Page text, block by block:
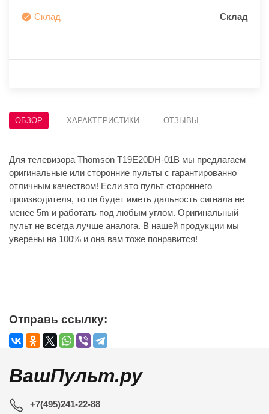
Склад Склад
ОБЗОР ХАРАКТЕРИСТИКИ ОТЗЫВЫ
Для телевизора Thomson T19E20DH-01B мы предлагаем
оригинальные или сторонние пульты с гарантированно
отличным качеством! Если это пульт стороннего
производителя, то он будет иметь дальность сигнала не
менее 5m и работать под любым углом. Оригинальный
пульт не всегда лучше аналога. В нашей продукции мы
уверены на 100% и она вам тоже понравится!
Отправь ссылку:
ВашПульт.ру
+7(495)241-22-88